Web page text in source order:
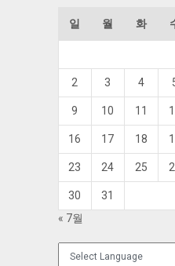
일 월 화
2 3 4
9 10 11
16 17 18
23 24 25
30
31
« 7월